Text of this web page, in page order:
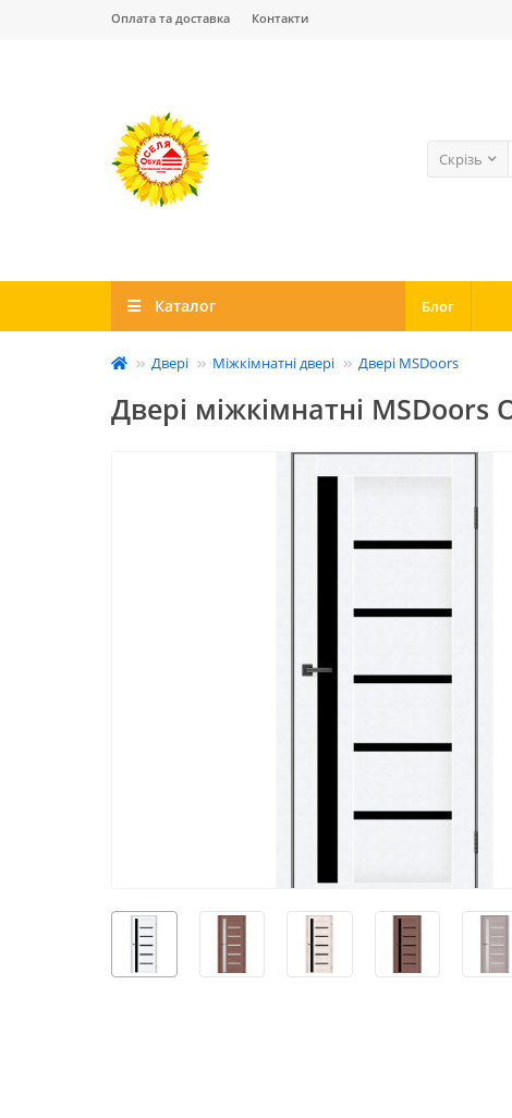
Оплата та доставка Контакти
Скрізь
Каталог Блог
Двері Міжкімнатні двері Двері MSDoors
Двері міжкімнатні MSDoors